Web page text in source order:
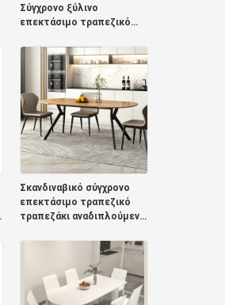
Σύγχρονο ξύλινο
επεκτάσιμο τραπεζικό
έπιπλο τραπεζαρίας απλό
στρογγυλό ρυθμιζόμενο
επεκτάσιμο τραπεζικό
τραπέζι
Σκανδιναβικό σύγχρονο
επεκτάσιμο τραπεζικό
τραπεζάκι αναδιπλούμενο
τραπεζαρίας
μινιμαλιστικό στρώμα
αναδιπλούμενου
τραπεζικού τραπεζιού
από στερεό ξύλο